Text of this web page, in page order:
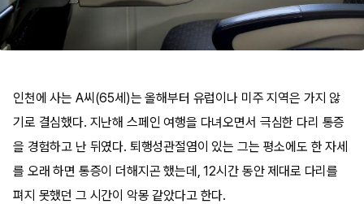
인천에 사는 A씨(65세)는 올해부터 유럽이나 미주 지역은 가지 않
기로 결심했다. 지난해 스페인 여행을 다녀오면서 극심한 다리 통증
을 경험하고 난 뒤였다. 퇴행성관절염이 있는 그는 평소에도 한 자세
를 오래 하면 통증이 더해지곤 했는데, 12시간 동안 제대로 다리를
펴지 못했던 그 시간이 악몽 같았다고 한다.